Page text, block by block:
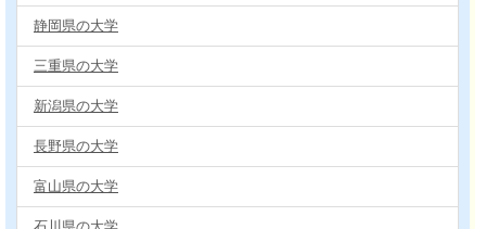
静岡県の大学
三重県の大学
新潟県の大学
長野県の大学
富山県の大学